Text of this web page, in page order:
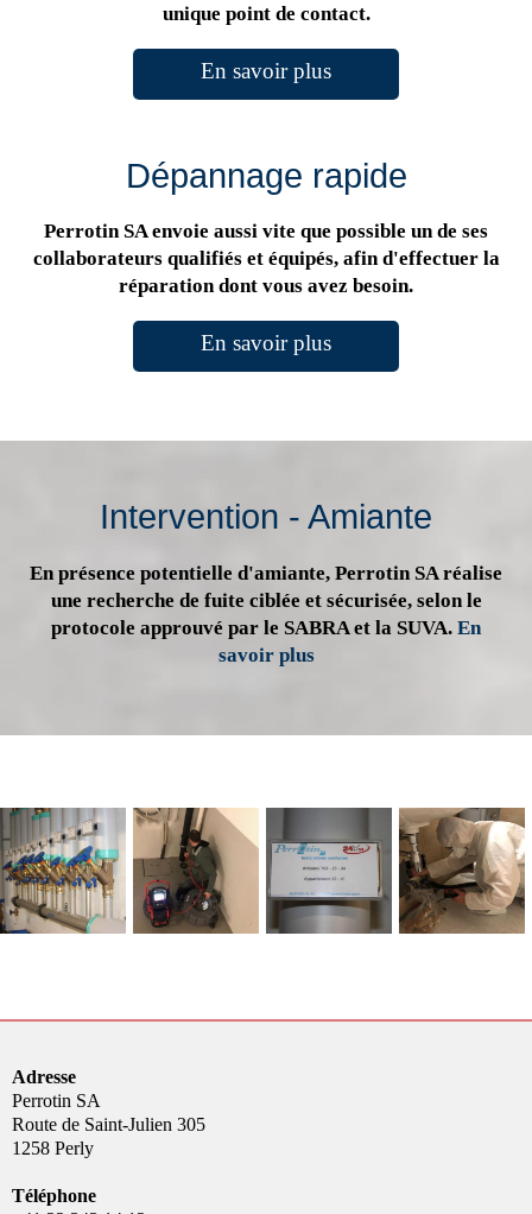
unique point de contact.
En savoir plus
Dépannage rapide
Perrotin SA envoie aussi vite que possible un de ses
collaborateurs qualifiés et équipés, afin d'effectuer la
réparation dont vous avez besoin.
En savoir plus
Intervention - Amiante
En présence potentielle d'amiante, Perrotin SA réalise
une recherche de fuite ciblée et sécurisée, selon le
protocole approuvé par le SABRA et la SUVA. En
savoir plus
Adresse
Perrotin SA
Route de Saint-Julien 305
1258 Perly
Téléphone